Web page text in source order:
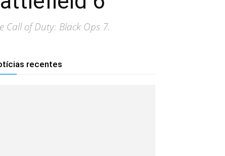
of Duty: Black Ops 7.
recentes